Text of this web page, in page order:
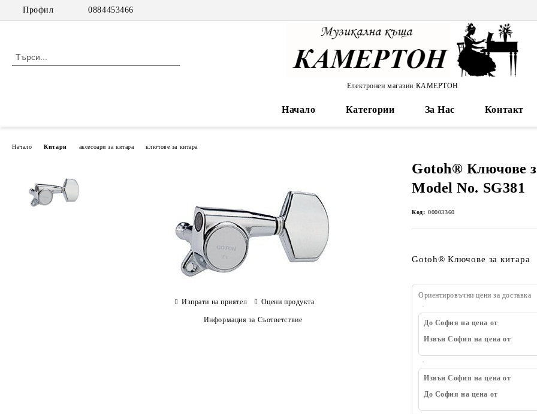
Профил 0884453466
Електронен магазин КАМЕРТОН
Начало Категории За Нас Контакт
Начало Китари аксесоари за китара ключове за китара
Gotoh® Ключове
Model No. SG381
Код: 00003360
Gotoh® Ключове за
Ориентировъчни цени за доставка
До София на цена от
Извън София на цена от
Извън София на цена от
До София на цена от
Изпрати на приятел Оцени продукта
Информация за Съответствие